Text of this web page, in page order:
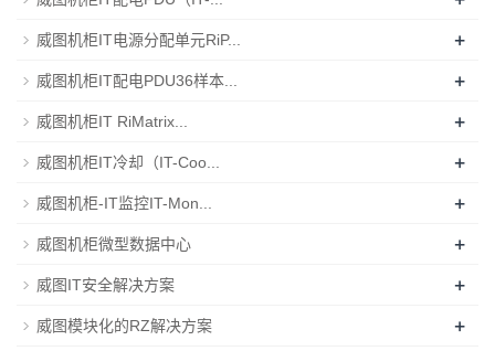
威图机柜IT电源分配单元RiP... +
威图机柜IT配电PDU36样本... +
威图机柜IT RiMatrix... +
威图机柜IT冷却（IT-Coo... +
威图机柜-IT监控IT-Mon... +
威图机柜微型数据中心 +
威图IT安全解决方案 +
威图模块化的RZ解决方案 +